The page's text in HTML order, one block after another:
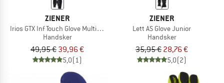
ZIENER
Irios GTX Inf Touch Glove Multisport
Handsker
49,95 € 39,96 €
5,0(1)
ZIENER
Lett AS Glove Junior
Handsker
35,95 € 28,76 €
5,0(2)